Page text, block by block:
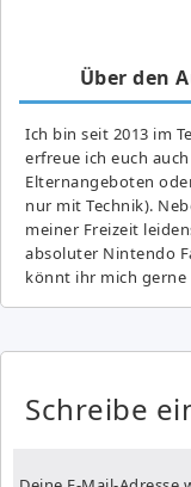
Über den
Ich bin seit 2013 im
erfreue ich euch
Elternangeboten
nur mit Technik).
meiner Freizeit
absoluter Nintendo
könnt ihr mich
Schreibe